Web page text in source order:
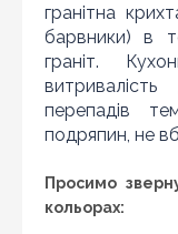
гранітна
барвники) в
граніт.
перепадів
подряпин, не
Просимо
кольорах:
Шановні клієнти
по інтернету
дешевше ніж у
раді
що товар даної
наявності і ціна
магазині